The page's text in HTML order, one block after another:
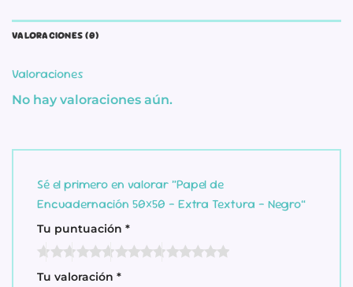
VALORACIONES (0)
Valoraciones
No hay valoraciones aún.
Sé el primero en valorar “Papel de
Encuadernación 50×50 – Extra Textura – Negro”
Tu puntuación *
Tu valoración *